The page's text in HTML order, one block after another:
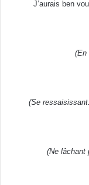
J’aurais ben
(En
(Se
(Ne lâchant